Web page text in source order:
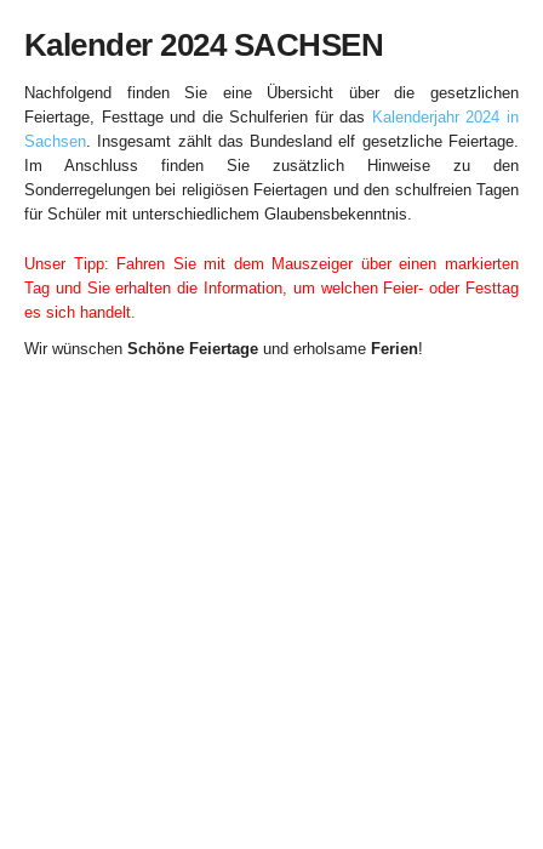
Kalender 2024 SACHSEN
Nachfolgend finden Sie eine Übersicht über die gesetzlichen
Feiertage, Festtage und die Schulferien für das Kalenderjahr 2024 in
Sachsen. Insgesamt zählt das Bundesland elf gesetzliche Feiertage.
Im Anschluss finden Sie zusätzlich Hinweise zu den
Sonderregelungen bei religiösen Feiertagen und den schulfreien Tagen
für Schüler mit unterschiedlichem Glaubensbekenntnis.
Unser Tipp: Fahren Sie mit dem Mauszeiger über einen markierten
Tag und Sie erhalten die Information, um welchen Feier- oder Festtag
es sich handelt.
Wir wünschen Schöne Feiertage und erholsame Ferien!